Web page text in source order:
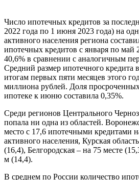
Число ипотечных кредитов за
2022 года по 1 июня 2023 года) на
активного населения региона
ипотечных кредитов с января по май
40,6% в сравнении с аналогичным
Средний размер ипотечного кредита
итогам первых пяти месяцев этого
миллиона рублей. Доля
ипотеке к июню составила 0,35%.
Среди регионов Центрального
попала ни одна из областей.
место с 17,6 ипотечными кредитами
активного населения, Курская
(16,4), Белгородская – на 75 месте
м (14,4).
В среднем по России количество